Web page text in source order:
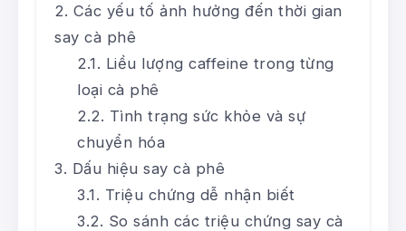
Các yếu tố ảnh hưởng đến thời gian
say cà phê
Liều lượng caffeine trong từng
loại cà phê
Tình trạng sức khỏe và sự
chuyển hóa
Dấu hiệu say cà phê
Triệu chứng dễ nhận biết
So sánh các triệu chứng say cà